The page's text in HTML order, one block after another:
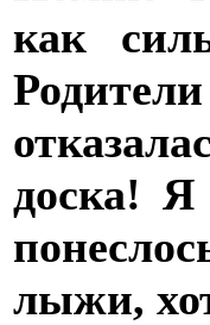
как
доска! Я
лыжи,